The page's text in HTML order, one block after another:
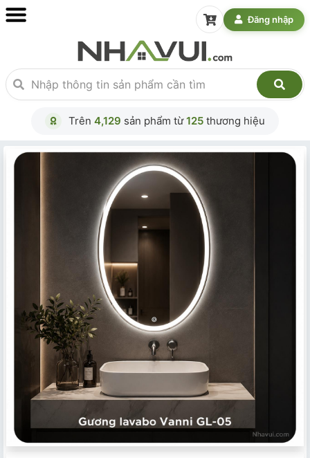
Đăng nhập
Trên 4,129 sản phẩm từ125 thương hiệu